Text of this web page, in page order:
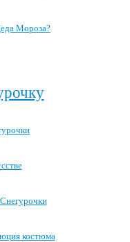
Мороза?
костюма